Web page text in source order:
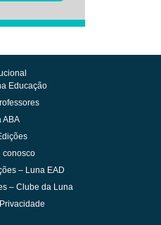
Educação
ABA
conosco
– Luna EAD
– Clube da Luna